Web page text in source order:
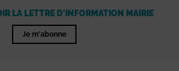
LA LETTRE D'INFORMATION MAIRIE
Je m'abonne